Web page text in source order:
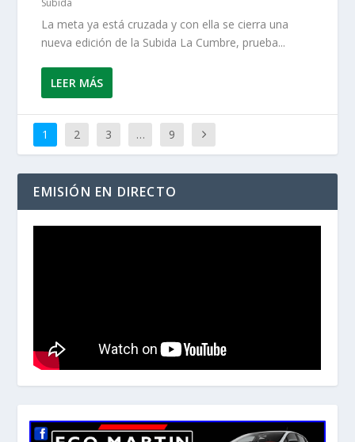
Subida
La meta ya está cruzada y con ella se cierra una
nueva edición de la Subida La Cumbre, prueba...
LEER MÁS
1 2 3 … 9
EMISIÓN EN DIRECTO